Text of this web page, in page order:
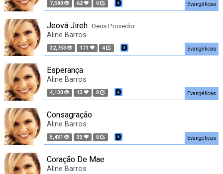
7,580 62 0 Evangélicas
Jeová Jireh Deus Provedor
Aline Barros
32,753 171 4 Evangélicas
Esperança
Aline Barros
4,130 13 0 Evangélicas
Consagração
Aline Barros
5,431 33 0 Evangélicas
Coração De Mae
Aline Barros